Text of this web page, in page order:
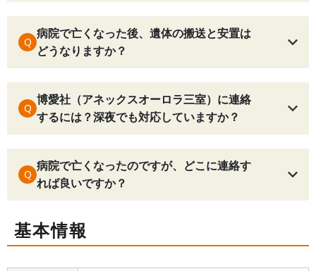
Q
病院で亡くなった後、遺体の搬送と安置は
どうなりますか？
Q
博愛社（アネックスオーロラ三室）に連絡
するには？深夜でも対応していますか？
Q
病院で亡くなったのですが、どこに連絡す
れば良いですか？
基本情報